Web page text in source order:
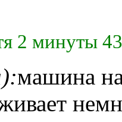
2 минуты
машина